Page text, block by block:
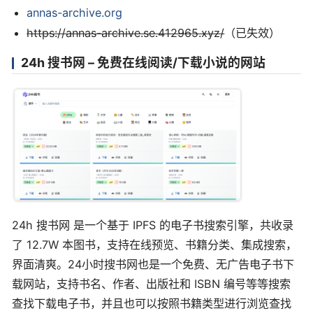
annas-archive.org
https://annas-archive.se.412965.xyz/（已失效）
24h 搜书网 – 免费在线阅读/下载小说的网站
24h 搜书网 是一个基于 IPFS 的电子书搜索引擎，共收录
了 12.7W 本图书，支持在线预览、书籍分类、集成搜索，
界面清爽。24小时搜书网也是一个免费、无广告电子书下
载网站，支持书名、作者、出版社和 ISBN 编号等等搜索
查找下载电子书，并且也可以按照书籍类型进行浏览查找